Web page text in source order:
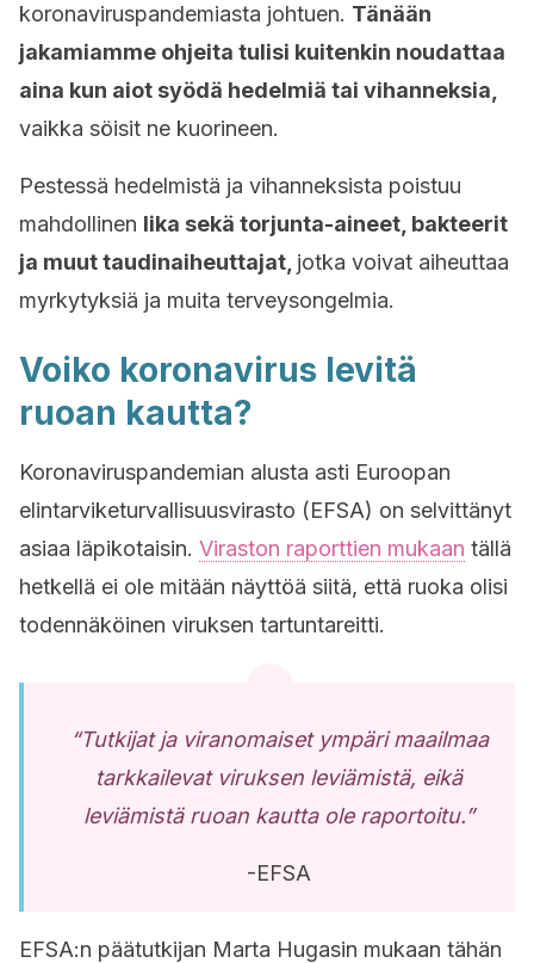
koronaviruspandemiasta johtuen. Tänään
jakamiamme ohjeita tulisi kuitenkin noudattaa
aina kun aiot syödä hedelmiä tai vihanneksia,
vaikka söisit ne kuorineen.
Pestessä hedelmistä ja vihanneksista poistuu
mahdollinen lika sekä torjunta-aineet, bakteerit
ja muut taudinaiheuttajat, jotka voivat aiheuttaa
myrkytyksiä ja muita terveysongelmia.
Voiko koronavirus levitä
ruoan kautta?
Koronaviruspandemian alusta asti Euroopan
elintarviketurvallisuusvirasto (EFSA) on selvittänyt
asiaa läpikotaisin. Viraston raporttien mukaan tällä
hetkellä ei ole mitään näyttöä siitä, että ruoka olisi
todennäköinen viruksen tartuntareitti.
“Tutkijat ja viranomaiset ympäri maailmaa
tarkkailevat viruksen leviämistä, eikä
leviämistä ruoan kautta ole raportoitu.”
-EFSA
EFSA:n päätutkijan Marta Hugasin mukaan tähän